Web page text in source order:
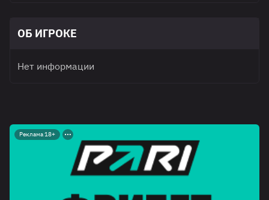
ОБ ИГРОКЕ
Нет информации
Реклама 18+